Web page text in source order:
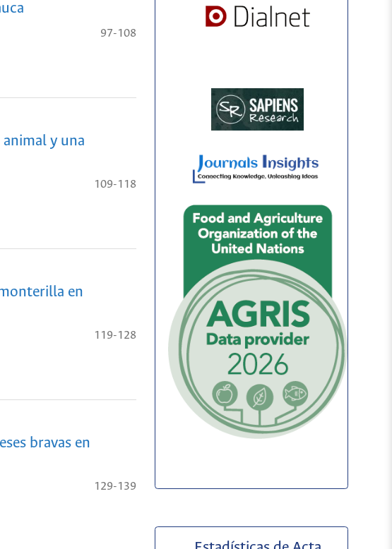
97-108
y una
109-118
en
119-128
bravas en
129-139